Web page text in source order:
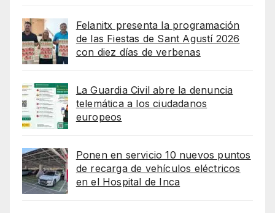
Felanitx presenta la programación
de las Fiestas de Sant Agustí 2026
con diez días de verbenas
La Guardia Civil abre la denuncia
telemática a los ciudadanos
europeos
Ponen en servicio 10 nuevos puntos
de recarga de vehículos eléctricos
en el Hospital de Inca